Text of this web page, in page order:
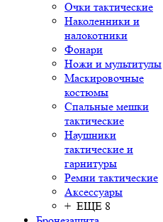
Очки тактические
Наколенники и
налокотники
Фонари
Ножи и мультитулы
Маскировочные
костюмы
Спальные мешки
тактические
Наушники
тактические и
гарнитуры
Ремни тактические
Аксессуары
+ ЕЩЕ 8